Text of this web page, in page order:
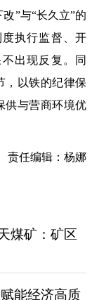
”与“长久立”的
执行监督、开
出现反复。同
，以铁的纪律保
供与营商环境优
责任编辑：杨娜
煤矿：矿区
能经济高质